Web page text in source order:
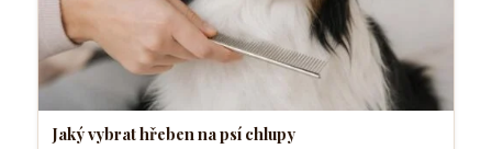
Jaký vybrat hřeben na psí chlupy